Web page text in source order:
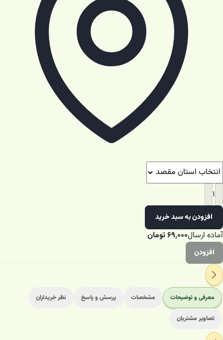
۱
افزودن به سبد خرید
آماده ارسال۶۹٬۰۰۰تومان
افزودن
معرفی و توضیحات مشخصات پرسش و پاسخ نظر خریداران
تصاویر مشتریان